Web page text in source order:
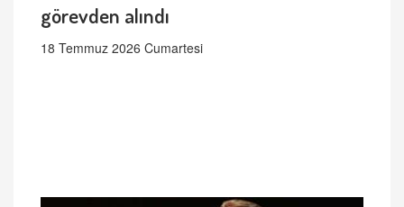
görevden alındı
18 Temmuz 2026 Cumartesi